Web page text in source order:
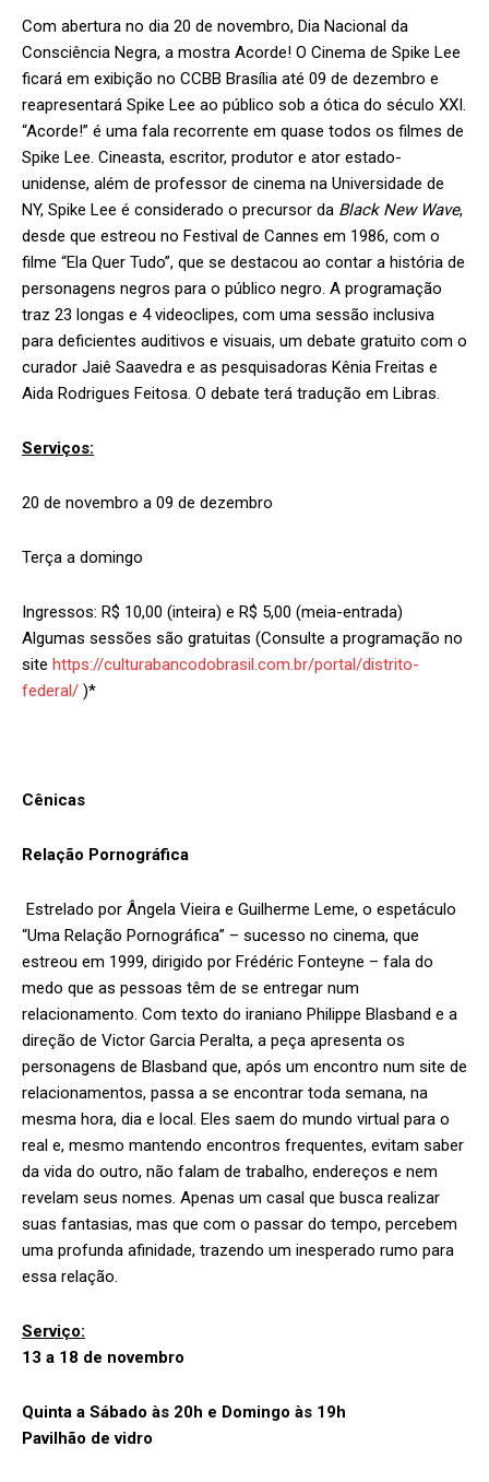
Com abertura no dia 20 de novembro, Dia Nacional da
Consciência Negra, a mostra Acorde! O Cinema de Spike Lee
ficará em exibição no CCBB Brasília até 09 de dezembro e
reapresentará Spike Lee ao público sob a ótica do século XXI.
“Acorde!” é uma fala recorrente em quase todos os filmes de
Spike Lee. Cineasta, escritor, produtor e ator estado-
unidense, além de professor de cinema na Universidade de
NY, Spike Lee é considerado o precursor da Black New Wave,
desde que estreou no Festival de Cannes em 1986, com o
filme “Ela Quer Tudo”, que se destacou ao contar a história de
personagens negros para o público negro. A programação
traz 23 longas e 4 videoclipes, com uma sessão inclusiva
para deficientes auditivos e visuais, um debate gratuito com o
curador Jaiê Saavedra e as pesquisadoras Kênia Freitas e
Aida Rodrigues Feitosa. O debate terá tradução em Libras.
Serviços:
20 de novembro a 09 de dezembro
Terça a domingo
Ingressos: R$ 10,00 (inteira) e R$ 5,00 (meia-entrada)
Algumas sessões são gratuitas (Consulte a programação no
site https://culturabancodobrasil.com.br/portal/distrito-
federal/ )*
Cênicas
Relação Pornográfica
Estrelado por Ângela Vieira e Guilherme Leme, o espetáculo
“Uma Relação Pornográfica” – sucesso no cinema, que
estreou em 1999, dirigido por Frédéric Fonteyne – fala do
medo que as pessoas têm de se entregar num
relacionamento. Com texto do iraniano Philippe Blasband e a
direção de Victor Garcia Peralta, a peça apresenta os
personagens de Blasband que, após um encontro num site de
relacionamentos, passa a se encontrar toda semana, na
mesma hora, dia e local. Eles saem do mundo virtual para o
real e, mesmo mantendo encontros frequentes, evitam saber
da vida do outro, não falam de trabalho, endereços e nem
revelam seus nomes. Apenas um casal que busca realizar
suas fantasias, mas que com o passar do tempo, percebem
uma profunda afinidade, trazendo um inesperado rumo para
essa relação.
Serviço:
13 a 18 de novembro
Quinta a Sábado às 20h e Domingo às 19h
Pavilhão de vidro